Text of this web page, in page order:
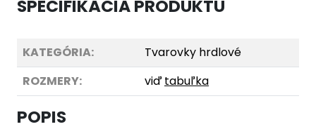
ŠPECIFIKÁCIA PRODUKTU
KATEGÓRIA:
Tvarovky hrdlové
ROZMERY:
viďtabuľka
POPIS